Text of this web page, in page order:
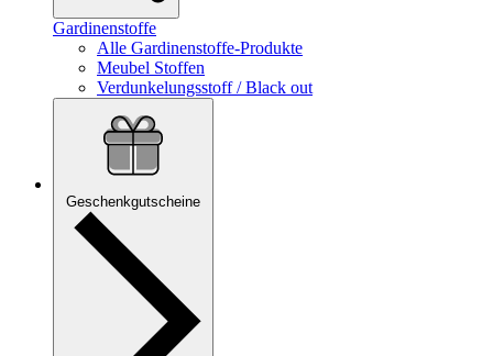
Gardinenstoffe
Alle Gardinenstoffe-Produkte
Meubel Stoffen
Verdunkelungsstoff / Black out
Geschenkgutscheine